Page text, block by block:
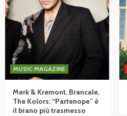
MUSIC MAGAZINE
Merk & Kremont, Brancale,
The Kolors: “Partenope” è
il brano più trasmesso